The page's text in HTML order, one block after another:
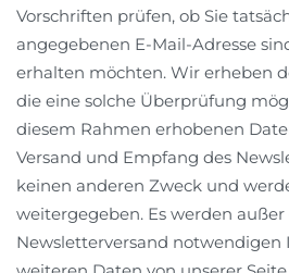
Vorschriften prüfen, ob Sie
angegebenen E-Mail-Adresse
erhalten möchten. Wir erheben
die eine solche Überprüfung
diesem Rahmen erhobenen
Versand und Empfang des
keinen anderen Zweck und
weitergegeben. Es werden
Newsletterversand